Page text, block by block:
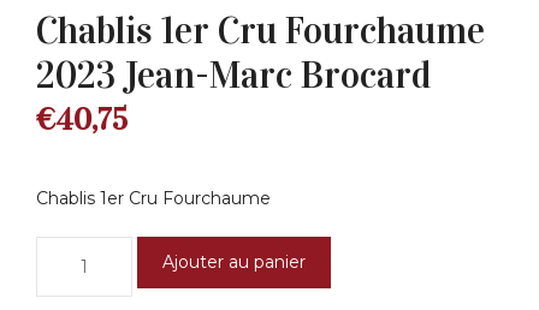
Chablis 1er Cru Fourchaume
2023 Jean-Marc Brocard
€40,75
Chablis 1er Cru Fourchaume
Chablis
Ajouter au panier